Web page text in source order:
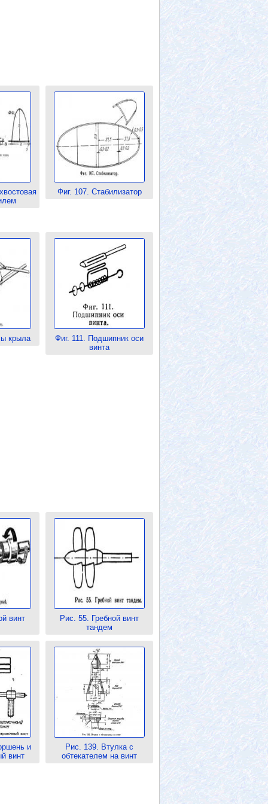
Фиг. 107. Стабилизатор
крыла
Фиг. 111. Подшипник оси
винта
винт
Рис. 55. Гребной винт
тандем
и
винт
Рис. 139. Втулка с
обтекателем на винт